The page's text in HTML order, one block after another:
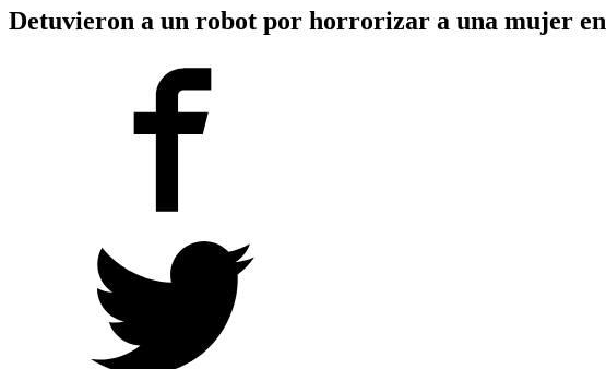
Detuvieron a un robot por horrorizar a una mujer